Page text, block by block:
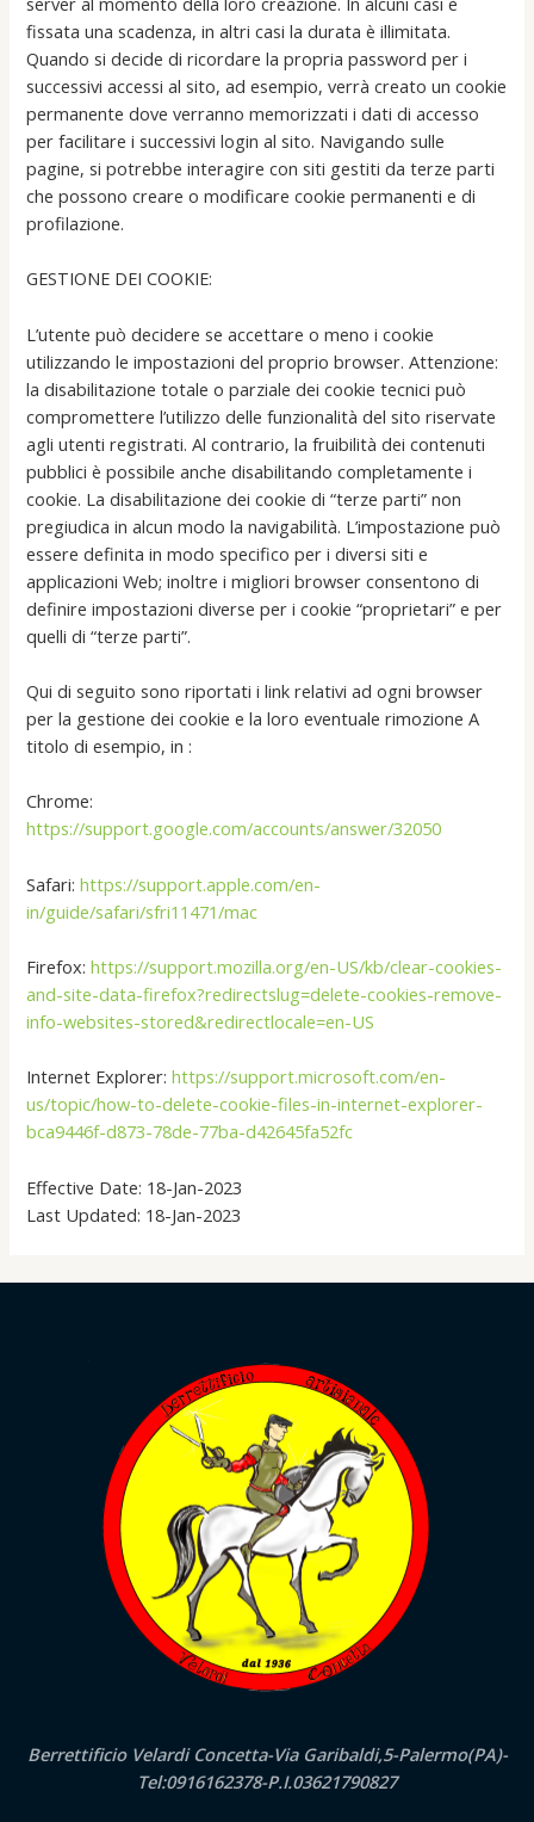
fissata una scadenza, in altri casi la durata è illimitata.
Quando si decide di ricordare la propria password per i
successivi accessi al sito, ad esempio, verrà creato un cookie
permanente dove verranno memorizzati i dati di accesso
per facilitare i successivi login al sito. Navigando sulle
pagine, si potrebbe interagire con siti gestiti da terze parti
che possono creare o modificare cookie permanenti e di
profilazione.
GESTIONE DEI COOKIE:
L’utente può decidere se accettare o meno i cookie
utilizzando le impostazioni del proprio browser. Attenzione:
la disabilitazione totale o parziale dei cookie tecnici può
compromettere l’utilizzo delle funzionalità del sito riservate
agli utenti registrati. Al contrario, la fruibilità dei contenuti
pubblici è possibile anche disabilitando completamente i
cookie. La disabilitazione dei cookie di “terze parti” non
pregiudica in alcun modo la navigabilità. L’impostazione può
essere definita in modo specifico per i diversi siti e
applicazioni Web; inoltre i migliori browser consentono di
definire impostazioni diverse per i cookie “proprietari” e per
quelli di “terze parti”.
Qui di seguito sono riportati i link relativi ad ogni browser
per la gestione dei cookie e la loro eventuale rimozione A
titolo di esempio, in :
Chrome:
https://support.google.com/accounts/answer/32050
Safari:https://support.apple.com/en-
in/guide/safari/sfri11471/mac
Firefox:https://support.mozilla.org/en-US/kb/clear-cookies-
and-site-data-firefox?redirectslug=delete-cookies-remove-
info-websites-stored&redirectlocale=en-US
Internet Explorer:https://support.microsoft.com/en-
us/topic/how-to-delete-cookie-files-in-internet-explorer-
bca9446f-d873-78de-77ba-d42645fa52fc
Effective Date: 18-Jan-2023
Last Updated: 18-Jan-2023
Berrettificio Velardi Concetta-Via Garibaldi,5-Palermo(PA)-
Tel:0916162378-P.I.03621790827